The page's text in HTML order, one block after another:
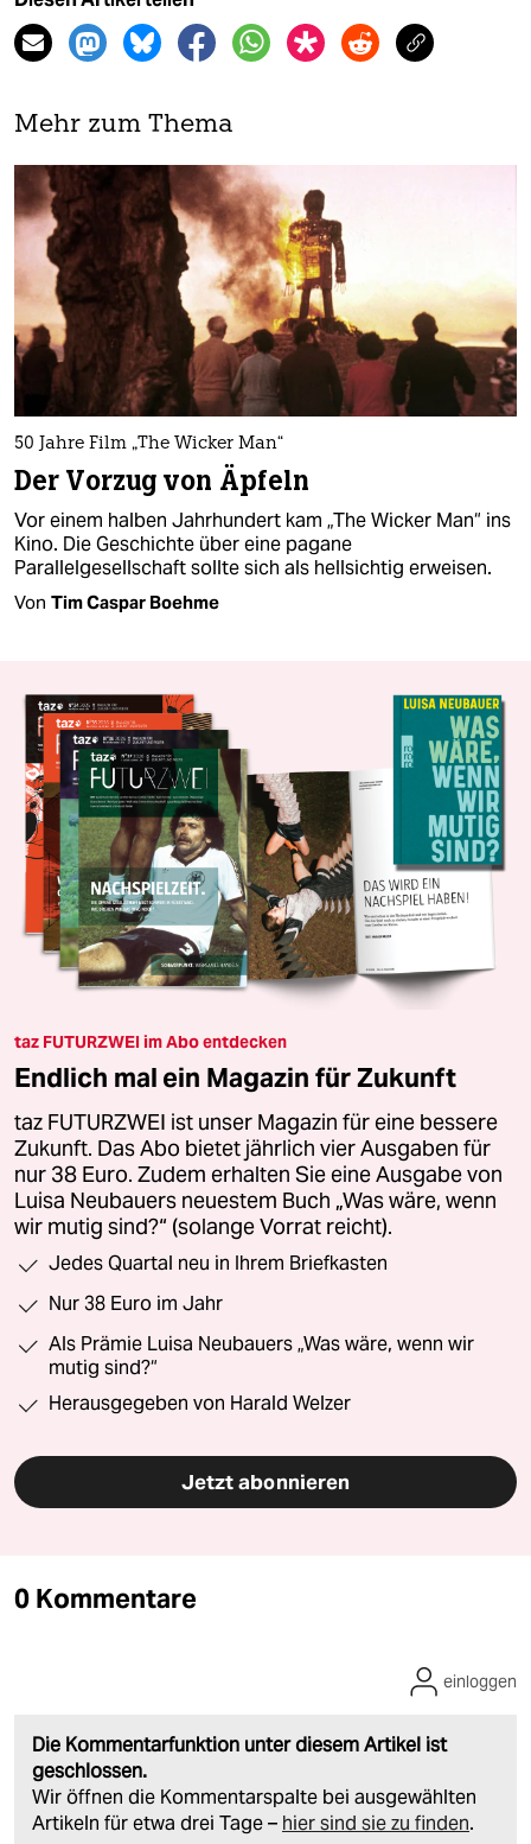
Mehr zum Thema
50 Jahre Film „The Wicker Man“
Der Vorzug von Äpfeln
Vor einem halben Jahrhundert kam „The Wicker Man“ ins
Kino. Die Geschichte über eine pagane
Parallelgesellschaft sollte sich als hellsichtig erweisen.
Von Tim Caspar Boehme
taz FUTURZWEI im Abo entdecken
Endlich mal ein Magazin für Zukunft
taz FUTURZWEI ist unser Magazin für eine bessere
Zukunft. Das Abo bietet jährlich vier Ausgaben für
nur 38 Euro. Zudem erhalten Sie eine Ausgabe von
Luisa Neubauers neuestem Buch „Was wäre, wenn
wir mutig sind?“ (solange Vorrat reicht).
Jedes Quartal neu in Ihrem Briefkasten
Nur 38 Euro im Jahr
Als Prämie Luisa Neubauers „Was wäre, wenn wir
mutig sind?“
Herausgegeben von Harald Welzer
Jetzt abonnieren
0 Kommentare
Die Kommentarfunktion unter diesem Artikel ist
geschlossen.
Wir öffnen die Kommentarspalte bei ausgewählten
Artikeln für etwa drei Tage – hier sind sie zu finden.
einloggen